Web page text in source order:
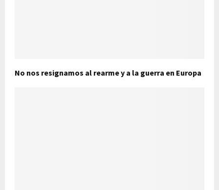
No nos resignamos al rearme y a la guerra en Europa